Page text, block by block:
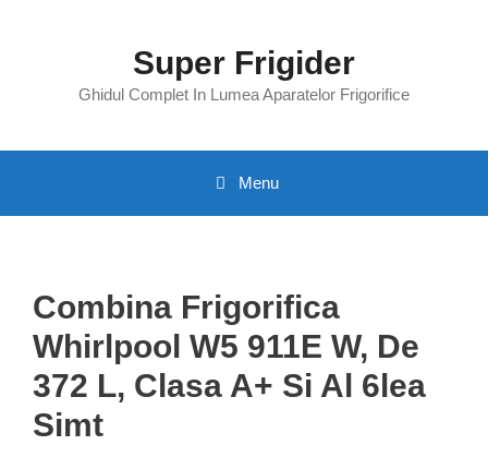
Super Frigider
Ghidul Complet In Lumea Aparatelor Frigorifice
Menu
Combina Frigorifica
Whirlpool W5 911E W, De
372 L, Clasa A+ Si Al 6lea
Simt